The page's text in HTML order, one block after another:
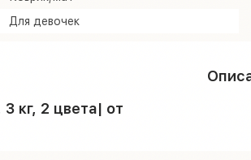
Для девочек
кг, 2 цвета| от